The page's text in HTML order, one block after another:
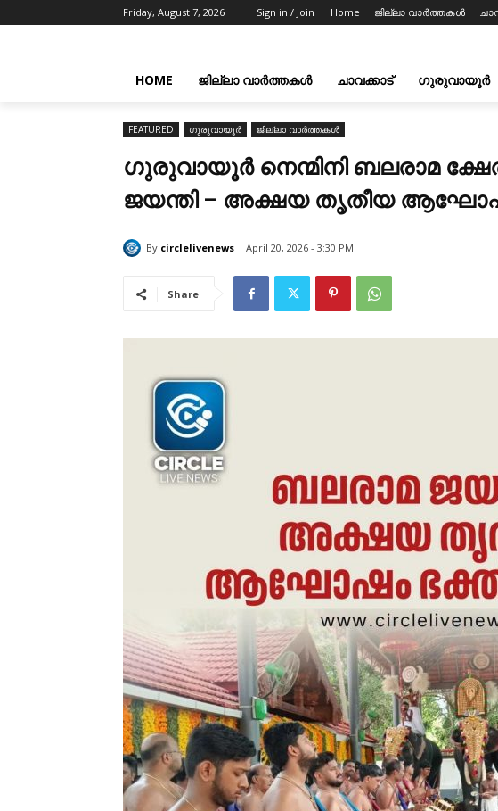
Friday, August 7, 2026 Sign in / Join Home ജില്ലാ വാർത്തകൾ
HOME ജില്ലാ വാർത്തകൾ ചാവക്കാട് ഗുരുവായൂർ
FEATURED ഗുരുവായൂർ ജില്ലാ വാർത്തകൾ
ഗുരുവായൂര്‍ നെന്മിനി ബലരാമ
ജയന്തി – അക്ഷയ തൃതീയ
By circlelivenews April 20, 2026 - 3:30 PM
Share